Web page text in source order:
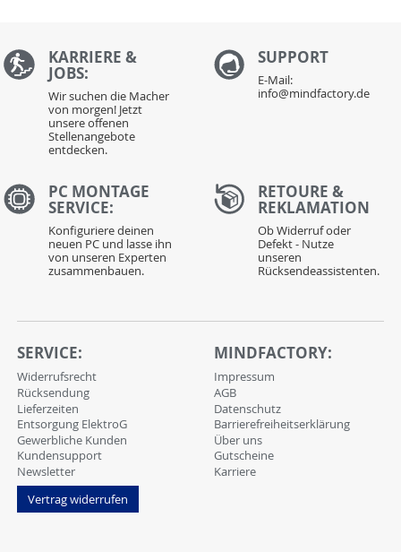
KARRIERE &
JOBS:
Wir suchen die Macher
von morgen! Jetzt
unsere offenen
Stellenangebote
entdecken.
SUPPORT
E-Mail:
info@mindfactory.de
PC MONTAGE
SERVICE:
Konfiguriere deinen
neuen PC und lasse ihn
von unseren Experten
zusammenbauen.
RETOURE &
REKLAMATION
Ob Widerruf oder
Defekt - Nutze
unseren
Rücksendeassistenten.
SERVICE:
Widerrufsrecht
Rücksendung
Lieferzeiten
Entsorgung ElektroG
Gewerbliche Kunden
Kundensupport
Newsletter
Vertrag widerrufen
MINDFACTORY:
Impressum
AGB
Datenschutz
Barrierefreiheitserklärung
Über uns
Gutscheine
Karriere